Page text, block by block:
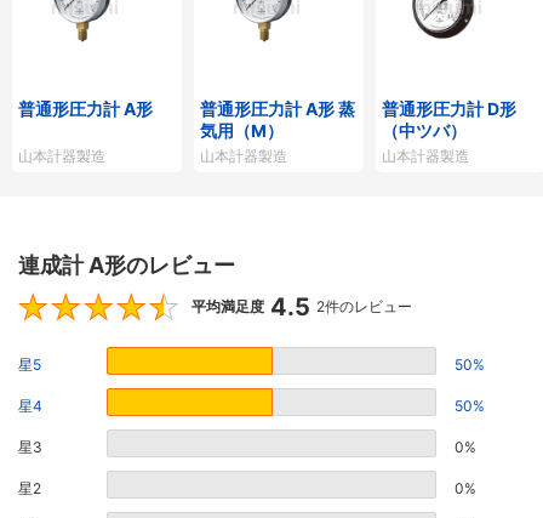
普通形圧力計 A形
山本計器製造
普通形圧力計 A形 蒸
気用（M）
山本計器製造
普通形圧力計 D形
（中ツバ）
山本計器製造
連成計 A形のレビュー
4.5
平均満足度 4.5 2件のレビュー
星5 50%
星4 50%
星3 0%
星2 0%